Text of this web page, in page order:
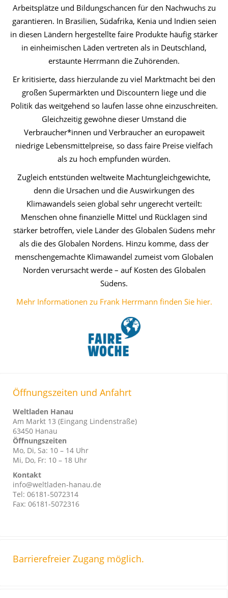
Arbeitsplätze und Bildungschancen für den Nachwuchs zu
garantieren. In Brasilien, Südafrika, Kenia und Indien seien
in diesen Ländern hergestellte faire Produkte häufig stärker
in einheimischen Läden vertreten als in Deutschland,
erstaunte Herrmann die Zuhörenden.
Er kritisierte, dass hierzulande zu viel Marktmacht bei den
großen Supermärkten und Discountern liege und die
Politik das weitgehend so laufen lasse ohne einzuschreiten.
Gleichzeitig gewöhne dieser Umstand die
Verbraucher*innen und Verbraucher an europaweit
niedrige Lebensmittelpreise, so dass faire Preise vielfach
als zu hoch empfunden würden.
Zugleich entstünden weltweite Machtungleichgewichte,
denn die Ursachen und die Auswirkungen des
Klimawandels seien global sehr ungerecht verteilt:
Menschen ohne finanzielle Mittel und Rücklagen sind
stärker betroffen, viele Länder des Globalen Südens mehr
als die des Globalen Nordens. Hinzu komme, dass der
menschengemachte Klimawandel zumeist vom Globalen
Norden verursacht werde – auf Kosten des Globalen
Südens.
Mehr Informationen zu Frank Herrmann finden Sie hier.
Öffnungszeiten und Anfahrt
Weltladen Hanau
Am Markt 13 (Eingang Lindenstraße)
63450 Hanau
Öffnungszeiten
Mo, Di, Sa: 10 – 14 Uhr
Mi, Do, Fr: 10 – 18 Uhr
Kontakt
info@weltladen-hanau.de
Tel: 06181-5072314
Fax: 06181-5072316
Barrierefreier Zugang möglich.